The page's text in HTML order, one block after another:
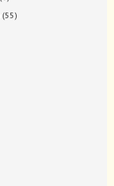
5555